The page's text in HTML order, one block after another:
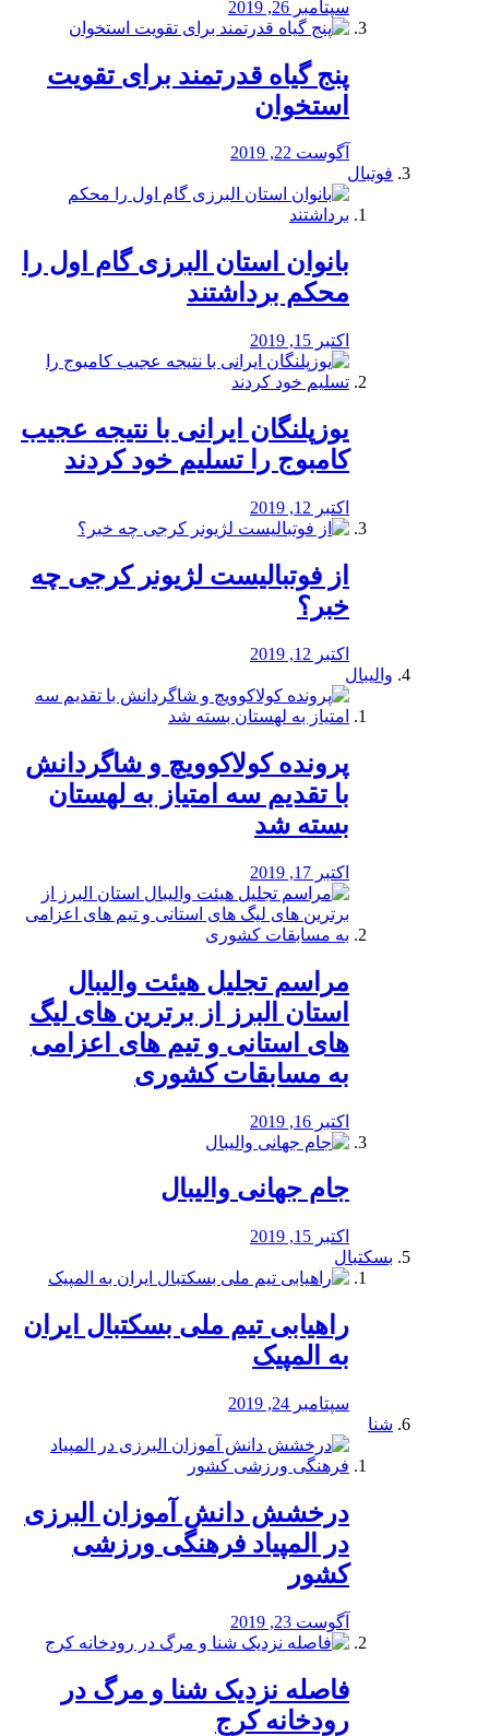
سپتامبر 26, 2019
پنج گیاه قدرتمند برای تقویت
استخوان
آگوست 22, 2019
فوتبال
بانوان استان البرزی گام اول را
محكم برداشتند
اکتبر 15, 2019
یوزپلنگان ایرانی با نتیجه عجیب
کامبوج را تسلیم خود کردند
اکتبر 12, 2019
از فوتبالیست لژیونر کرجی چه
خبر؟
اکتبر 12, 2019
والیبال
پرونده کولاکوویچ و شاگردانش
با تقدیم سه امتیاز به لهستان
بسته شد
اکتبر 17, 2019
مراسم تجلیل هیئت والیبال
استان البرز از برترین های لیگ
های استانی و تیم های اعزامی
به مسابقات کشوری
اکتبر 16, 2019
جام جهانی والیبال
اکتبر 15, 2019
بسکتبال
راهیابی تیم ملی بسکتبال ایران
به المپیک
سپتامبر 24, 2019
شنا
درخشش دانش آموزان البرزی
در المپیاد فرهنگی ورزشی
کشور
آگوست 23, 2019
️فاصله نزدیک شنا و مرگ در
رودخانه کرج